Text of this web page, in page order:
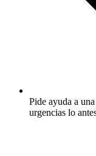
Pide ayuda a
urgencias lo